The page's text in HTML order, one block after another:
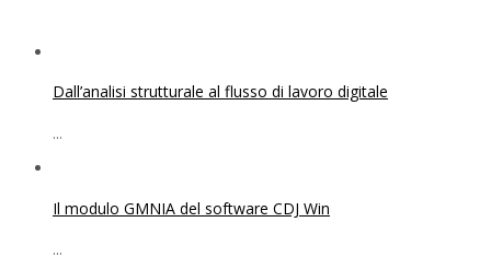
Dall’analisi strutturale al flusso di lavoro digitale
...
Il modulo GMNIA del software CDJ Win
...